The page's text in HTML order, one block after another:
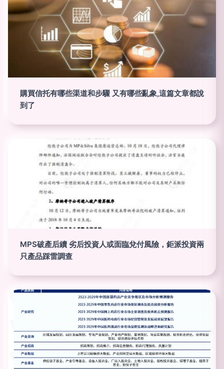
購買信托有哪些渠道和步驟 又有哪些亂象,這篇文章都說
到了
MPS破產后續 劣后投資人或面臨兌付風險，鉅派投資兩
只產品踩雷調查